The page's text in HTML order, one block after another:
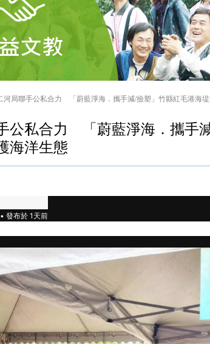
河局聯手公私合力 「蔚藍淨海．攜手減/撿塑」竹縣紅毛港海
公私合力 「蔚藍淨海．攜手
海洋生態
發布於 1天前